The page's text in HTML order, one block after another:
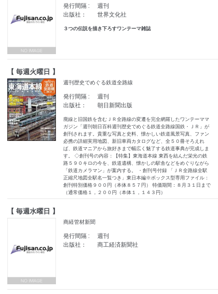
発行間隔 :
週刊
出版社：
世界文化社
３つの伝説を描き下ろすワンテーマ雑誌
【 毎週火曜日 】
週刊歴史でめぐる鉄道全路線
発行間隔 :
週刊
出版社：
朝日新聞出版
廃線と旧国鉄を含むＪＲ全路線の変遷を完全網羅したワンテーママ
ガジン「週刊朝日百科週刊歴史でめぐる鉄道全路線国鉄・ＪＲ」が
創刊されます。貴重な写真と史料、懐かしい鉄道風景写真、ファン
必携の詳細実用地図、新旧車両カタログなど、全５０冊そろえれ
ば、鉄道マニアから旅好きまで幅広く魅了する鉄道事典が完成しま
す。 ◇創刊号の内容：【特集】東海道本線 東西を結んだ栄光の鉄
路５９０キロの今を、鉄道遺構、懐かしの駅舎などをめぐりながら
「鉄道カメラマン」が案内する。 ・創刊号付録 「ＪＲ全路線全駅
正縮尺地図全駅名一覧つき」東日本編※ボックス型専用ファイル：
創刊特別価格９００円（本体８５７円） 特価期間：８月３１日まで
（通常価格１，２００円（本体１，１４３円）
【 毎週水曜日 】
商経管材新聞
発行間隔 :
週刊
出版社：
商工経済新聞社